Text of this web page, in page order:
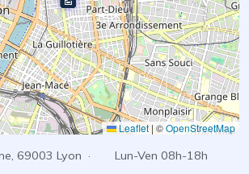
Leaflet|©OpenStreetMap
69003 Lyon · Lun-Ven 08h-18h